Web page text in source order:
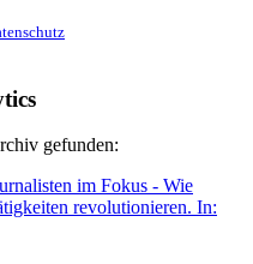
gefunden:
im Fokus - Wie
revolutionieren. In: